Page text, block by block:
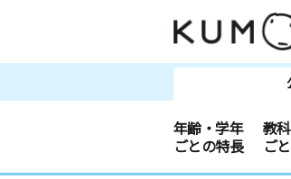
年齢・学年
ごとの特長
教
ご